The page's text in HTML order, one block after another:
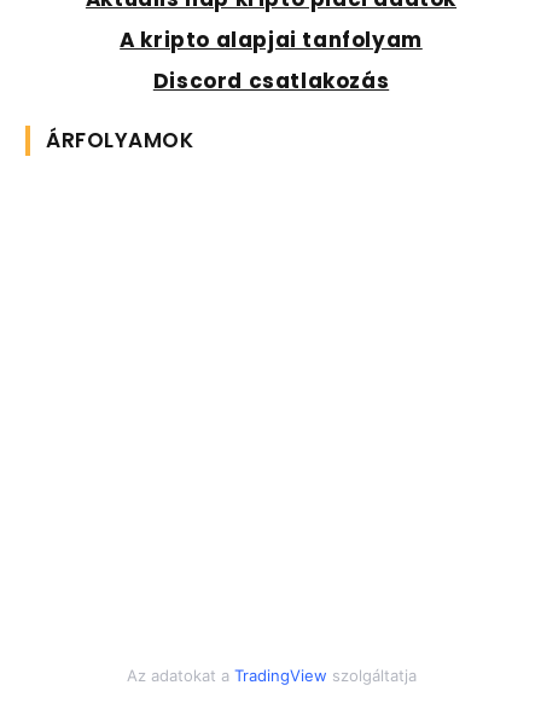
A kripto alapjai tanfolyam
Discord csatlakozás
ÁRFOLYAMOK
Az adatokat a TradingView szolgáltatja